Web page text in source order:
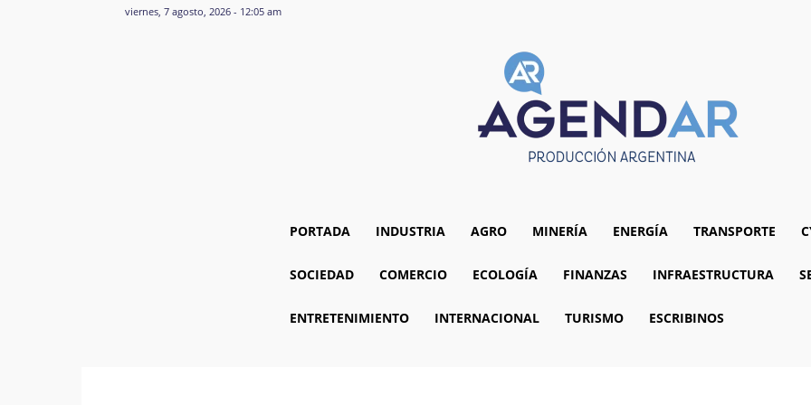
viernes, 7 agosto, 2026 - 12:05 am
PORTADA INDUSTRIA AGRO MINERÍA ENERGÍA TRANSPORTE
SOCIEDAD COMERCIO ECOLOGÍA FINANZAS INFRAESTRUCTURA
ENTRETENIMIENTO INTERNACIONAL TURISMO ESCRIBINOS